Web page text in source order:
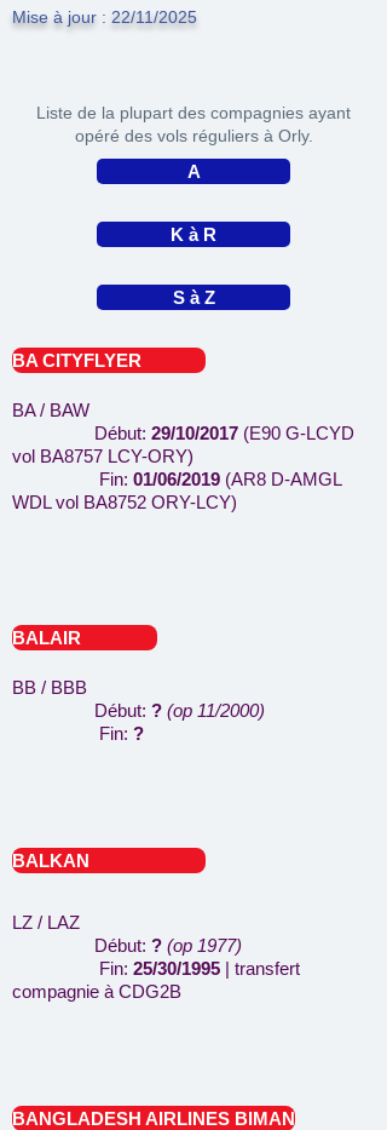
Mise à jour : 22/11/2025
Liste de la plupart des compagnies ayant
opéré des vols réguliers à Orly.
A
K à R
S à Z
BA CITYFLYER
BA / BAW
Début: 29/10/2017 (E90 G-LCYD
vol BA8757 LCY-ORY)
Fin: 01/06/2019 (AR8 D-AMGL
WDL vol BA8752 ORY-LCY)
BALAIR
BB / BBB
Début: ? (op 11/2000)
Fin: ?
BALKAN
LZ / LAZ
Début: ? (op 1977)
Fin: 25/30/1995 | transfert
compagnie à CDG2B
BANGLADESH AIRLINES BIMAN